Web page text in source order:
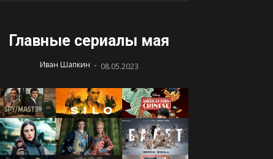
Главные сериалы мая
Иван Шапкин - 08.05.2023